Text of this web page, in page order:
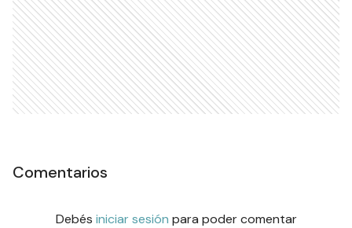
Comentarios
Debés iniciar sesión para poder comentar